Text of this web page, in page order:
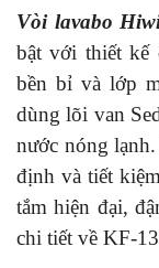
Vòi lavabo
bật với thiết kế
bền bỉ và lớp
dùng lõi van
nước nóng
định và tiết
tắm hiện đại,
chi tiết về KF-